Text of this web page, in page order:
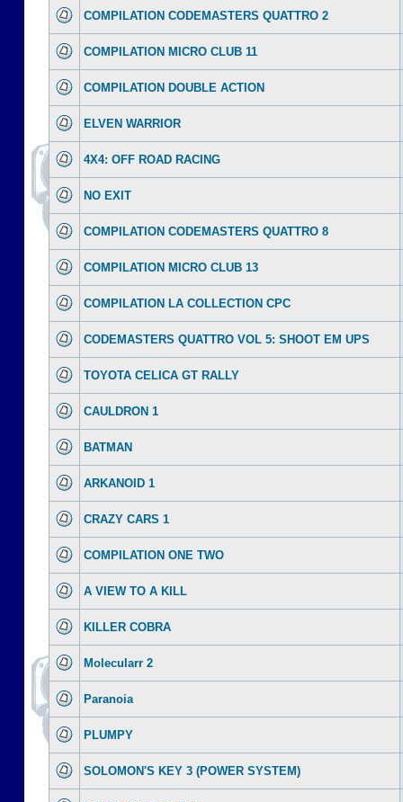
COMPILATION CODEMASTERS QUATTRO 2
COMPILATION MICRO CLUB 11
COMPILATION DOUBLE ACTION
ELVEN WARRIOR
4X4: OFF ROAD RACING
NO EXIT
COMPILATION CODEMASTERS QUATTRO 8
COMPILATION MICRO CLUB 13
COMPILATION LA COLLECTION CPC
CODEMASTERS QUATTRO VOL 5: SHOOT EM UPS
TOYOTA CELICA GT RALLY
CAULDRON 1
BATMAN
ARKANOID 1
CRAZY CARS 1
COMPILATION ONE TWO
A VIEW TO A KILL
KILLER COBRA
Molecularr 2
Paranoia
PLUMPY
SOLOMON'S KEY 3 (POWER SYSTEM)